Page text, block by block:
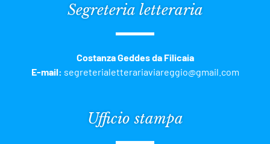
Segreteria letteraria
Costanza Geddes da Filicaia
E-mail: segreterialetterariaviareggio@gmail.com
Ufficio stampa